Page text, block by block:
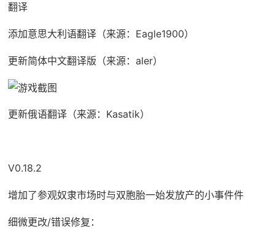
翻译
添加意思大利语翻译（来源：Eagle1900）
更新简体中文翻译版（来源：aler）
更新俄语翻译（来源：Kasatik）
V0.18.2
增加了参观奴隶市场时与双胞胎一始发放产的小事件件
细微更改/错误修复：